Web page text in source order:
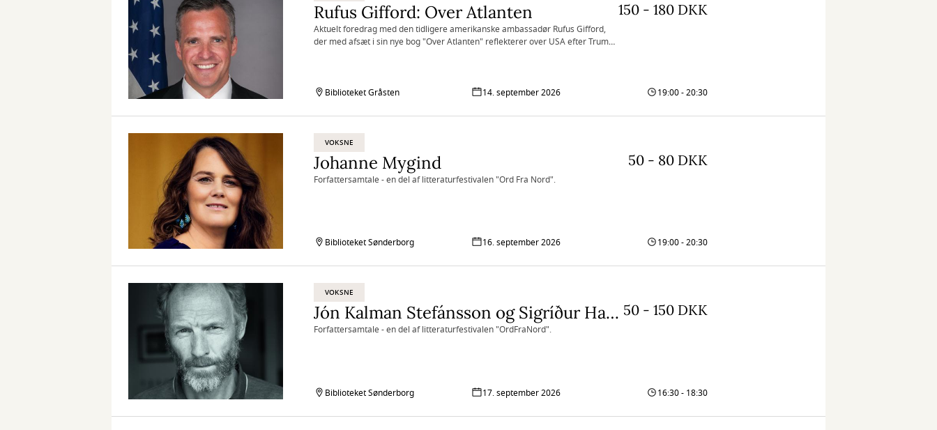
Rufus Gifford: Over Atlanten
Aktuelt foredrag med den tidligere amerikanske ambassadør Rufus Gifford,
der med afsæt i sin nye bog "Over Atlanten" reflekterer over USA efter Trumps
150 - 180 DKK
Biblioteket Gråsten 14. september 2026 19:00 - 20:30
VOKSNE
Johanne Mygind
Forfattersamtale - en del af litteraturfestivalen "Ord Fra Nord".
50 - 80 DKK
Biblioteket Sønderborg 16. september 2026 19:00 - 20:30
VOKSNE
Jón Kalman Stefánsson og Sigríður Hagalín Björnsdóttir
Forfattersamtale - en del af litteraturfestivalen "OrdFraNord".
50 - 150 DKK
Biblioteket Sønderborg 17. september 2026 16:30 - 18:30